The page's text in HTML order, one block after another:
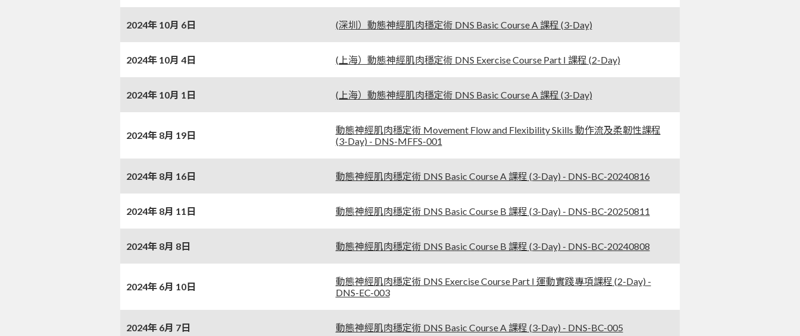
2024年 10月 6日 (深圳）動態神經肌肉穩定術 DNS Basic Course A 課程 (3-Day)
2024年 10月 4日 (上海）動態神經肌肉穩定術 DNS Exercise Course Part I 課程 (2-Day)
2024年 10月 1日 (上海）動態神經肌肉穩定術 DNS Basic Course A 課程 (3-Day)
2024年 8月 19日
動態神經肌肉穩定術 Movement Flow and Flexibility Skills 動作流及柔韌性課程
(3-Day) - DNS-MFFS-001
2024年 8月 16日 動態神經肌肉穩定術 DNS Basic Course A 課程 (3-Day) - DNS-BC-20240816
2024年 8月 11日 動態神經肌肉穩定術 DNS Basic Course B 課程 (3-Day) - DNS-BC-20250811
2024年 8月 8日 動態神經肌肉穩定術 DNS Basic Course B 課程 (3-Day) - DNS-BC-20240808
2024年 6月 10日
動態神經肌肉穩定術 DNS Exercise Course Part I 運動實踐專項課程 (2-Day) -
DNS-EC-003
2024年 6月 7日 動態神經肌肉穩定術 DNS Basic Course A 課程 (3-Day) - DNS-BC-005